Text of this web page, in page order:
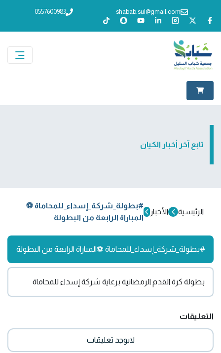
shabab.sul@gmail.com
0557600983
تابع آخر أخبار الكيان
الرئيسية الأخبار
#بطولة_شركة_إسداء_للمحاماة ⚽️
المباراة الرابعة من البطولة
#بطولة_شركة_إسداء_للمحاماة ⚽️المباراة الرابعة من البطولة
بطولة كرة القدم الرمضانية برعاية شركة إسداء للمحاماة
التعليقات
لايوجد تعليقات